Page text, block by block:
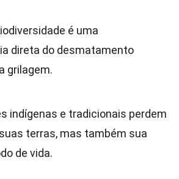
é uma
direta do desmatamento
grilagem.
indígenas e tradicionais perdem
terras, mas também sua
de vida.